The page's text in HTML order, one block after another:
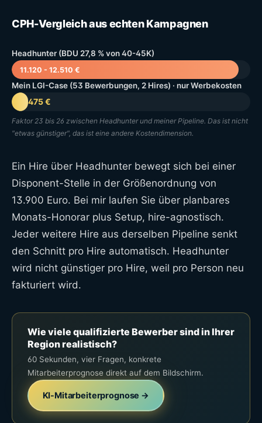
CPH-Vergleich aus echten Kampagnen
Headhunter (BDU 27,8 % von 40-45K)
11.120 - 12.510 €
Mein LGI-Case (53 Bewerbungen, 2 Hires) · nur Werbekosten
475 €
Faktor 23 bis 26 zwischen Headhunter und meiner Pipeline. Das ist nicht
"etwas günstiger", das ist eine andere Kostendimension.
Ein Hire über Headhunter bewegt sich bei einer
Disponent-Stelle in der Größenordnung von
13.900 Euro. Bei mir laufen Sie über planbares
Monats-Honorar plus Setup, hire-agnostisch.
Jeder weitere Hire aus derselben Pipeline senkt
den Schnitt pro Hire automatisch. Headhunter
wird nicht günstiger pro Hire, weil pro Person neu
fakturiert wird.
Wie viele qualifizierte Bewerber sind in Ihrer
Region realistisch?
60 Sekunden, vier Fragen, konkrete
Mitarbeiterprognose direkt auf dem Bildschirm.
KI-Mitarbeiterprognose →